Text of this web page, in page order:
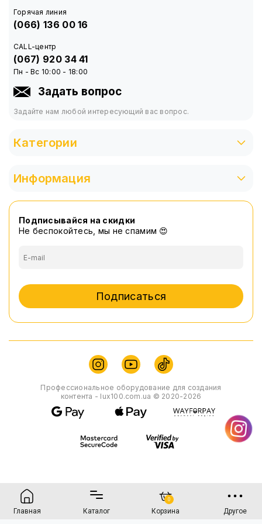
Главная Каталог
0
Корзина Другое
Пульт на проводе: да
Материал корпуса: ABS-пластик
Режимы свечения: теплый/холодный/нейтральный
Цветовая температура: 2700К - 6500К
Комплектация:
Кабель зарядки
лампа 10х15 см от USB
Инструкция
Горячая линия
(066) 136 00 16
CALL-центр
(067) 920 34 41
Пн - Вс 10:00 - 18:00
Задать вопрос
Задайте нам любой интересующий вас вопрос.
Категории
Информация
Подписывайся на скидки
Не беспокойтесь, мы не спамим 😍
Подписаться
Профессиональное оборудование для создания
контента - lux100.com.ua © 2020-2026